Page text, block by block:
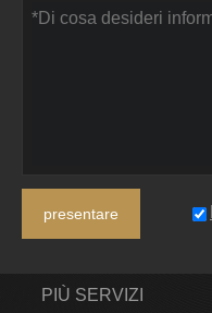
presentare
PIÙ SERVIZI